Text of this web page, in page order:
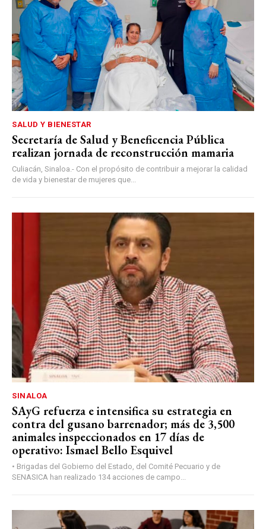
SALUD Y BIENESTAR
Secretaría de Salud y Beneficencia Pública
realizan jornada de reconstrucción mamaria
Culiacán, Sinaloa.- Con el propósito de contribuir a mejorar la calidad
de vida y bienestar de mujeres que...
SINALOA
SAyG refuerza e intensifica su estrategia en
contra del gusano barrenador; más de 3,500
animales inspeccionados en 17 días de
operativo: Ismael Bello Esquivel
• Brigadas del Gobierno del Estado, del Comité Pecuario y de
SENASICA han realizado 134 acciones de campo...